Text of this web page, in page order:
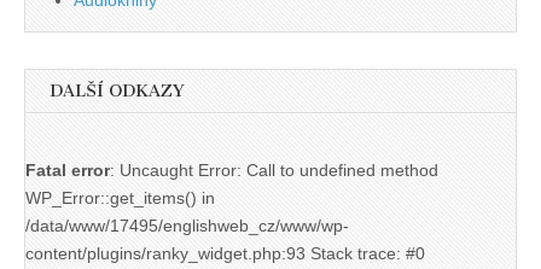
DALŠÍ ODKAZY
Fatal error: Uncaught Error: Call to undefined method
WP_Error::get_items() in
/data/www/17495/englishweb_cz/www/wp-
content/plugins/ranky_widget.php:93 Stack trace: #0